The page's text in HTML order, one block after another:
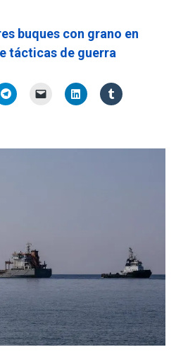
buques con grano en
tácticas de guerra